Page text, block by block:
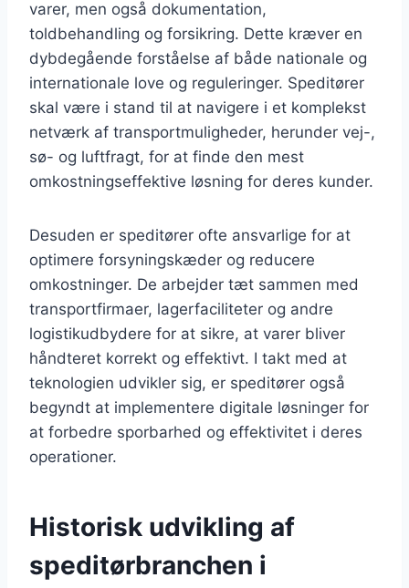
varer, men også dokumentation,
toldbehandling og forsikring. Dette kræver en
dybdegående forståelse af både nationale og
internationale love og reguleringer. Speditører
skal være i stand til at navigere i et komplekst
netværk af transportmuligheder, herunder vej-,
sø- og luftfragt, for at finde den mest
omkostningseffektive løsning for deres kunder.
Desuden er speditører ofte ansvarlige for at
optimere forsyningskæder og reducere
omkostninger. De arbejder tæt sammen med
transportfirmaer, lagerfaciliteter og andre
logistikudbydere for at sikre, at varer bliver
håndteret korrekt og effektivt. I takt med at
teknologien udvikler sig, er speditører også
begyndt at implementere digitale løsninger for
at forbedre sporbarhed og effektivitet i deres
operationer.
Historisk udvikling af
speditørbranchen i